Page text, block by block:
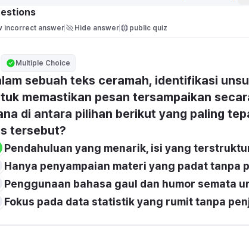
incorrect answer Hide answer public quiz
Multiple Choice
sebuah teks ceramah, identifikasi
memastikan pesan tersampaikan
di antara pilihan berikut yang paling
tersebut?
Pendahuluan yang menarik, isi yang
Hanya penyampaian materi yang padat tanpa
Penggunaan bahasa gaul dan humor semata
Fokus pada data statistik yang rumit tanpa